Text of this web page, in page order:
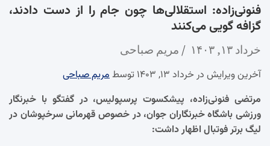
فنونی‌زاده: استقلالی‌ها چون جام را از دست دادند،
گزافه گویی می‌کنند
خرداد ۱۳, ۱۴۰۳ مریم صباحی
آخرین ویرایش در خرداد ۱۳, ۱۴۰۳ توسط
مریم صباحی
مرتضی فنونی‌زاده، پیشکسوت پرسپولیس، در گفتگو با خبرنگار
ورزشی باشگاه خبرنگاران جوان، در خصوص قهرمانی سرخپوشان در
لیگ برتر فوتبال اظهار داشت: